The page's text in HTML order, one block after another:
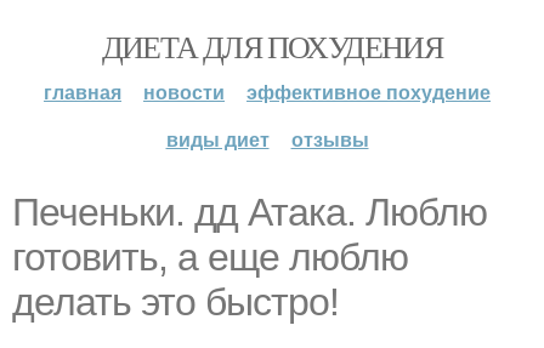
ДИЕТА ДЛЯ ПОХУДЕНИЯ
главная новости
эффективное похудение
виды диет
отзывы
Печеньки. дд Атака. Люблю
готовить, а еще люблю
делать это быстро!